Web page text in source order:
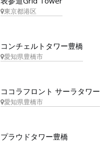
東京都港区
コンチェルトタワー豊橋
愛知県豊橋市
ココラフロント サーラタワー
愛知県豊橋市
プラウドタワー豊橋